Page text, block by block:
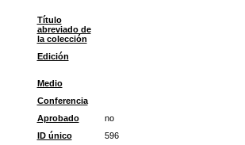
Título
abreviado de
la colección
Edición
Medio
Conferencia
Aprobado
no
ID único 596